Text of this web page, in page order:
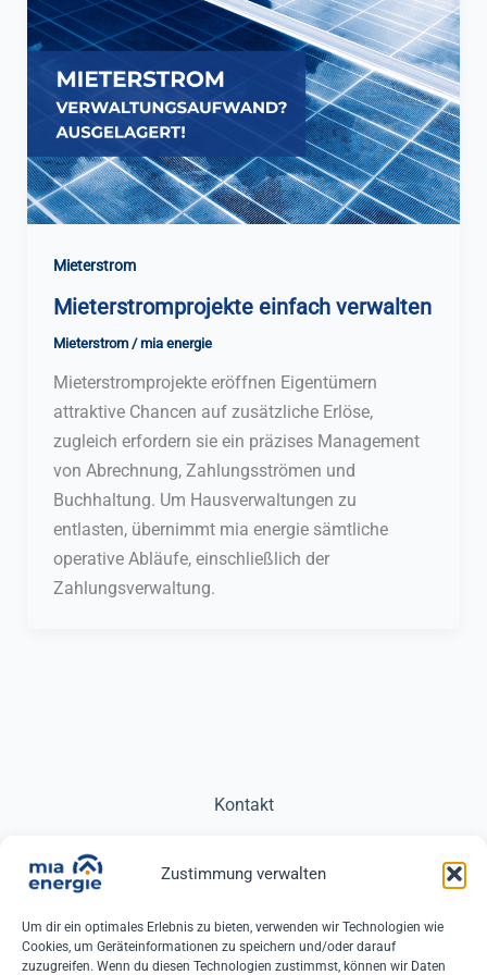
Zustimmung verwalten
Um dir ein optimales Erlebnis zu bieten, verwenden wir Technologien wie
Cookies, um Geräteinformationen zu speichern und/oder darauf
zuzugreifen. Wenn du diesen Technologien zustimmst, können wir Daten
Mieterstrom
Mieterstromprojekte einfach verwalten
Mieterstrom/mia energie
Mieterstromprojekte eröffnen Eigentümern
attraktive Chancen auf zusätzliche Erlöse,
zugleich erfordern sie ein präzises Management
von Abrechnung, Zahlungsströmen und
Buchhaltung. Um Hausverwaltungen zu
entlasten, übernimmt mia energie sämtliche
operative Abläufe, einschließlich der
Zahlungsverwaltung.
Kontakt
Datenschutz